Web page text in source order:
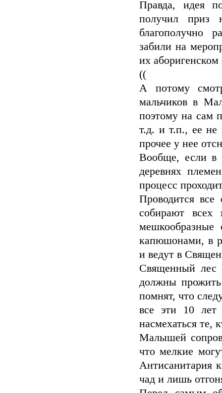
Правда, идея
получил приз
благополучно
забили на
их
((
А потому
мальчиков в
поэтому на сам
т.д. и т.п., ее не
прочее у нее
Вообще, если в
деревнях
процесс
Проводится
собирают
капюшонами, в
и ведут в
Священный лес
должны
помнят, что
все эти 10
насмехаться те,
Малышей
что мелкие
Антисанитария
чад и лишь